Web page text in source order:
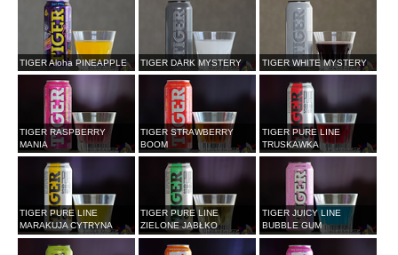
TIGER Aloha PINEAPPLE TIGER DARK MYSTERY TIGER WHITE MYSTERY
TIGER RASPBERRY
MANIA
TIGER STRAWBERRY
BOOM
TIGER PURE LINE
TRUSKAWKA
TIGER PURE LINE
MARAKUJA CYTRYNA
TIGER PURE LINE
ZIELONE JABŁKO
TIGER JUICY LINE
BUBBLE GUM